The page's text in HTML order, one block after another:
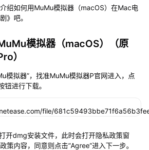
绍如何用MuMu模拟器（macOS）在Mac电
》吧。
模拟器（macOS）（原
）
模拟器”，找准MuMu模拟器P官网进入，点
钮进行下载。
开dmg安装文件，此时会打开隐私政策窗
策内容，同意则点击“Agree”进入下一步。